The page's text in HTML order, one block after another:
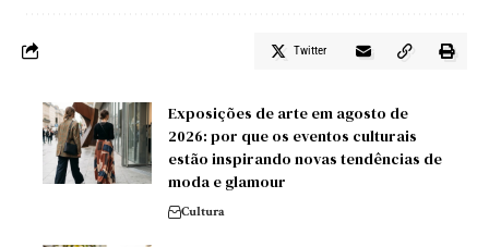
Twitter
Exposições de arte em agosto de
2026: por que os eventos culturais
estão inspirando novas tendências de
moda e glamour
Cultura